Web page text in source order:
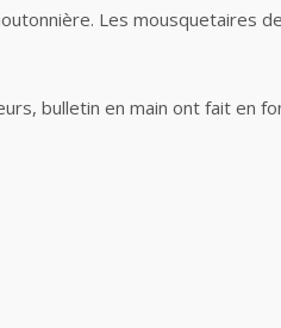
Les mousquetaires
bulletin en main ont fait en